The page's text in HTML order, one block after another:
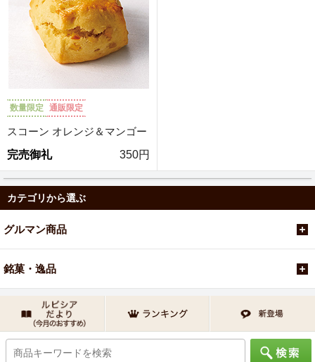
数量限定 通販限定
スコーン オレンジ＆マンゴー
完売御礼
350円
カテゴリから選ぶ
グルマン商品
銘菓・逸品